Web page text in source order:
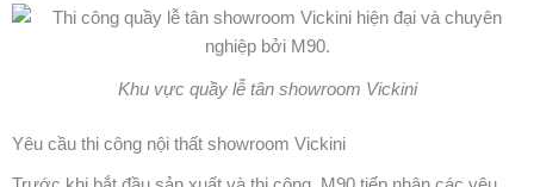
Khu vực quầy lễ tân showroom Vickini
Yêu cầu thi công nội thất showroom Vickini